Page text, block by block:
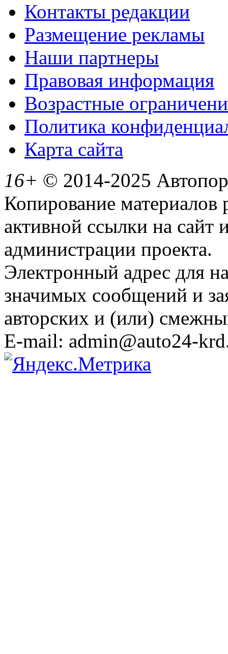
Контакты редакции
Размещение рекламы
Наши партнеры
Правовая информация
Возрастные
Политика
Карта сайта
16+ © 2014-2025
Копирование материалов
активной ссылки на сайт
администрации проекта.
Электронный адрес для
значимых сообщений и
авторских и (или)
E-mail: admin@auto24-